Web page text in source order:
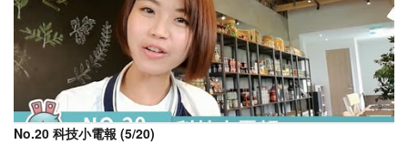
No.20 科技小電報 (5/20)